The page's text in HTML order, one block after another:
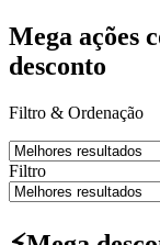
Mega ações
desconto
Filtro & Ordenação
Filtro